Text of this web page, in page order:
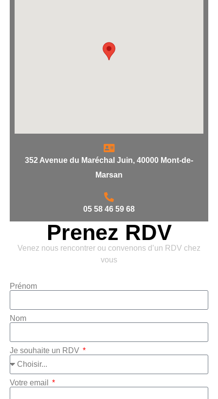
352 Avenue du Maréchal Juin, 40000 Mont-de-
Marsan
05 58 46 59 68
Prenez RDV
Venez nous rencontrer ou convenons d’un RDV chez
vous
Prénom
Nom
Je souhaite un RDV
Votre email